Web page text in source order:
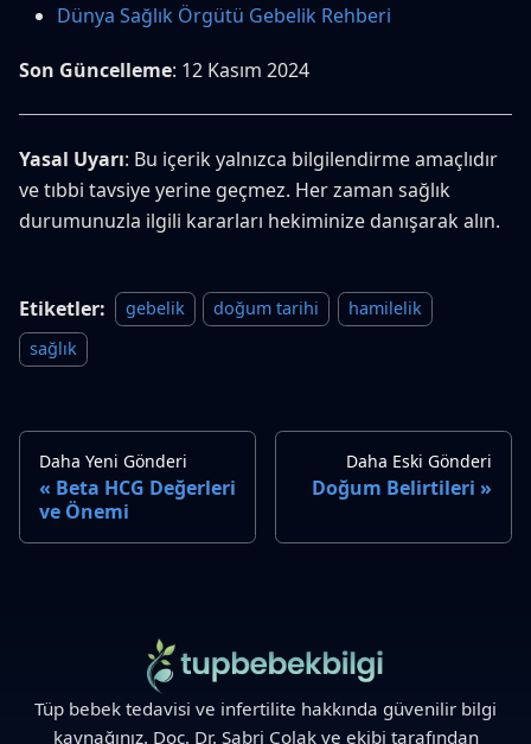
Dünya Sağlık Örgütü Gebelik Rehberi
Son Güncelleme: 12 Kasım 2024
Yasal Uyarı: Bu içerik yalnızca bilgilendirme amaçlıdır
ve tıbbi tavsiye yerine geçmez. Her zaman sağlık
durumunuzla ilgili kararları hekiminize danışarak alın.
Etiketler: gebelik doğum tarihi
hamilelik
sağlık
Daha Yeni Gönderi
Beta HCG Değerleri
ve Önemi
Daha Eski Gönderi
Doğum Belirtileri
Tüp bebek tedavisi ve infertilite hakkında güvenilir bilgi
kaynağınız. Doç. Dr. Sabri Çolak ve ekibi tarafından